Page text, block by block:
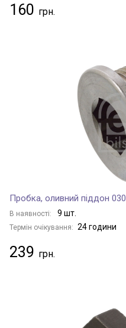
160
Пробка, оливний піддон
В наявності: 9 шт.
Термін очікування: 24 години
239